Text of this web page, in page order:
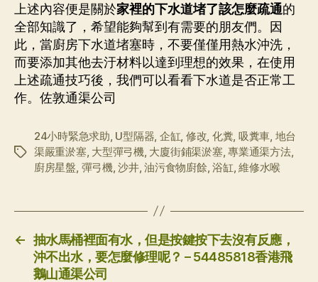
上述內容便是關於家裡的下水道堵了該怎麼疏通的
全部知識了，希望能夠幫到有需要的朋友們。因
此，當廚房下水道堵塞時，不要僅僅用熱水沖洗，
而要添加其他去汙材料以達到理想的效果，在使用
上述疏通技巧後，我們可以看看下水道是否正常工
作。佐敦通渠公司
标
24小時緊急求助 U型隔器 企缸 修改 化糞 吸糞車 地台
渠嚴重淤塞, 大型彈弓機, 大廈街鋪渠淤塞,專業通渠方法,
廚房星盤 彈弓機,沙井,油污食物廚餘 ,浴缸 ,維修水喉
← 抽水馬桶裡面有水，但是按鍵按下去沒有反應，
沖不出水，要怎麼修理呢？ – 54485818香港飛
鵝山通渠公司